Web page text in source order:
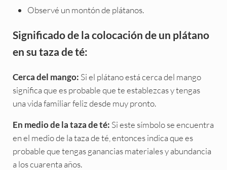
Observé un montón de plátanos.
Significado de la colocación de un plátano
en su taza de té:
Cerca del mango: Si el plátano está cerca del mango
significa que es probable que te establezcas y tengas
una vida familiar feliz desde muy pronto.
En medio de la taza de té: Si este símbolo se encuentra
en el medio de la taza de té, entonces indica que es
probable que tengas ganancias materiales y abundancia
a los cuarenta años.